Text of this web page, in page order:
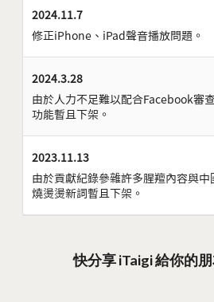
2024.11.7
修正iPhone、iPad聲音播放問題。
2024.3.28
由於人力不足難以配合Facebook審
功能暫且下架。
2023.11.13
由於貢獻紀錄參雜許多腥羶內容與中
燒燙燙新詞暫且下架。
快分享 iTaigi 給你的